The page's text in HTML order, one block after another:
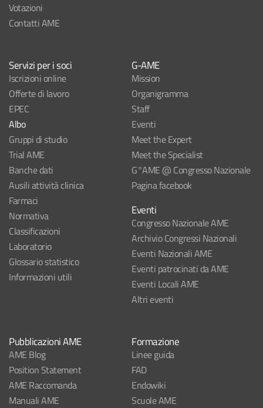
Votazioni
Contatti AME
Servizi per i soci
Iscrizioni online
Offerte di lavoro
EPEC
Albo
Gruppi di studio
Trial AME
Banche dati
Ausili attività clinica
Farmaci
Normativa
Classificazioni
Laboratorio
Glossario statistico
Informazioni utili
G-AME
Mission
Organigramma
Staff
Eventi
Meet the Expert
Meet the Specialist
G°AME @ Congresso Nazionale
Pagina facebook
Eventi
Congresso Nazionale AME
Archivio Congressi Nazionali
Eventi Nazionali AME
Eventi patrocinati da AME
Eventi Locali AME
Altri eventi
Pubblicazioni AME
AME Blog
Position Statement
AME Raccomanda
Manuali AME
Formazione
Linee guida
FAD
Endowiki
Scuole AME